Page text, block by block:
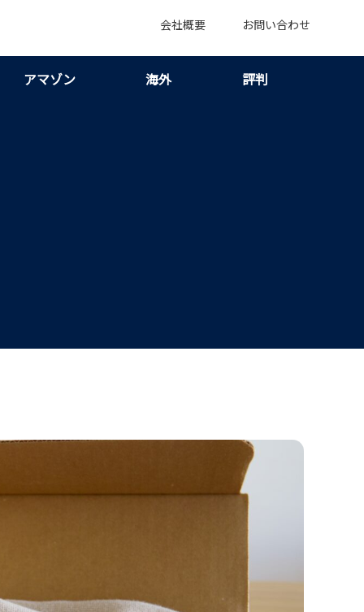
会社概要 お問い合わせ
アマゾン 海外 評判
需要指標から利益候補を見抜く！